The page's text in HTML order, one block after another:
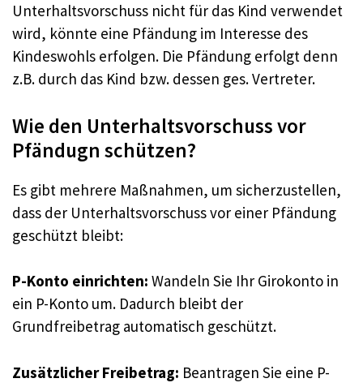
Unterhaltsvorschuss nicht für das Kind verwendet
wird, könnte eine Pfändung im Interesse des
Kindeswohls erfolgen. Die Pfändung erfolgt denn
z.B. durch das Kind bzw. dessen ges. Vertreter.
Wie den Unterhaltsvorschuss vor
Pfändugn schützen?
Es gibt mehrere Maßnahmen, um sicherzustellen,
dass der Unterhaltsvorschuss vor einer Pfändung
geschützt bleibt:
P-Konto einrichten: Wandeln Sie Ihr Girokonto in
ein P-Konto um. Dadurch bleibt der
Grundfreibetrag automatisch geschützt.
Zusätzlicher Freibetrag: Beantragen Sie eine P-